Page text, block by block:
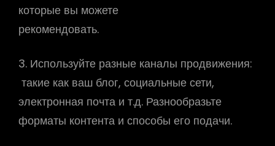
которые вы можете
рекомендовать.
3. Используйте разные каналы продвижения:
такие как ваш блог, социальные сети,
электронная почта и т.д. Разнообразьте
форматы контента и способы его подачи.